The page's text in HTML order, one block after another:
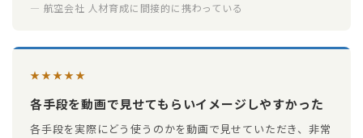
— 航空会社 人材育成に間接的に携わっている
★★★★★
各手段を動画で見せてもらいイメージしやすかった
各手段を実際にどう使うのかを動画で見せていただき、非常